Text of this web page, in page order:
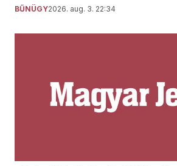
BŰNÜGY2026. aug. 3. 22:34